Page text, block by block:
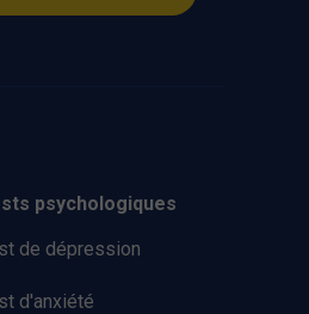
psychologiques
de dépression
d'anxiété